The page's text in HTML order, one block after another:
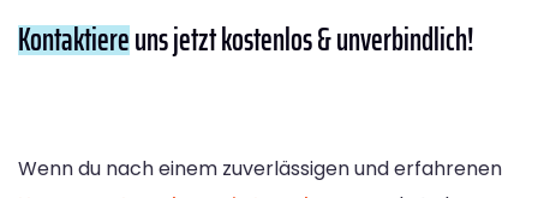
Kontaktiereuns jetzt kostenlos & unverbindlich!
Wenn du nach einem zuverlässigen und erfahrenen